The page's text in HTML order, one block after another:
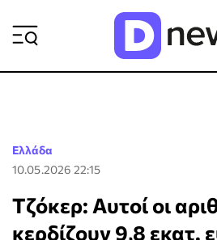
Ελλάδα
10.05.2026 22:15
Τζόκερ: Αυτοί οι
κερδίζουν 9,8 εκατ.